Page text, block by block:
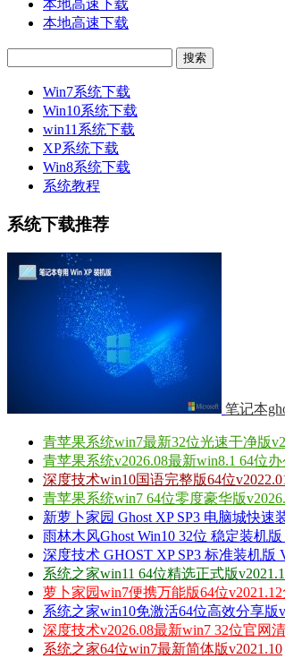
本地高速下载
本地高速下载
Win7系统下载
Win10系统下载
win11系统下载
XP系统下载
Win8系统下载
系统教程
系统下载推荐
笔记本
青苹果系统win7最新32位光速干净版
青苹果系统v2026.08最新win8.1 64位
深度技术win10国语完整版64位
青苹果系统win7 64位零度豪华版
新萝卜家园 Ghost XP SP3 电脑城快速
雨林木风Ghost Win10 32位 稳定装机版
深度技术 GHOST XP SP3 标准装机版
系统之家win11 64位精选正式版
萝卜家园win7便携万能版64位
系统之家win10免激活64位高效分享版
深度技术v2026.08最新win7 32位官网
系统之家64位win7最新简体版v2021.10